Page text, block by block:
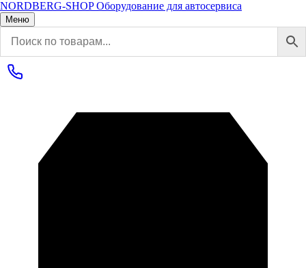
NORDBERG-SHOP Оборудование для автосервиса
Меню